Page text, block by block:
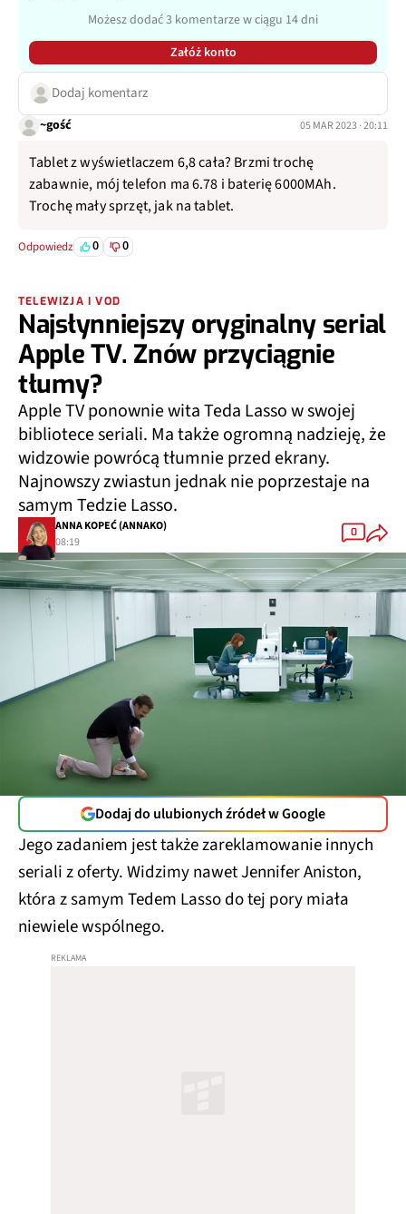
Możesz dodać 3 komentarze w ciągu 14 dni
Załóż konto
Dodaj komentarz
~gość 05 MAR 2023 · 20:11
Tablet z wyświetlaczem 6,8 cała? Brzmi trochę
zabawnie, mój telefon ma 6.78 i baterię 6000MAh.
Trochę mały sprzęt, jak na tablet.
Odpowiedz 0 0
TELEWIZJA I VOD
Najsłynniejszy oryginalny serial
Apple TV. Znów przyciągnie
tłumy?
Apple TV ponownie wita Teda Lasso w swojej
bibliotece seriali. Ma także ogromną nadzieję, że
widzowie powrócą tłumnie przed ekrany.
Najnowszy zwiastun jednak nie poprzestaje na
samym Tedzie Lasso.
ANNA KOPEĆ (ANNAKO)
08:19
0
Dodaj do ulubionych źródeł w Google
Jego zadaniem jest także zareklamowanie innych
seriali z oferty. Widzimy nawet Jennifer Aniston,
która z samym Tedem Lasso do tej pory miała
niewiele wspólnego.